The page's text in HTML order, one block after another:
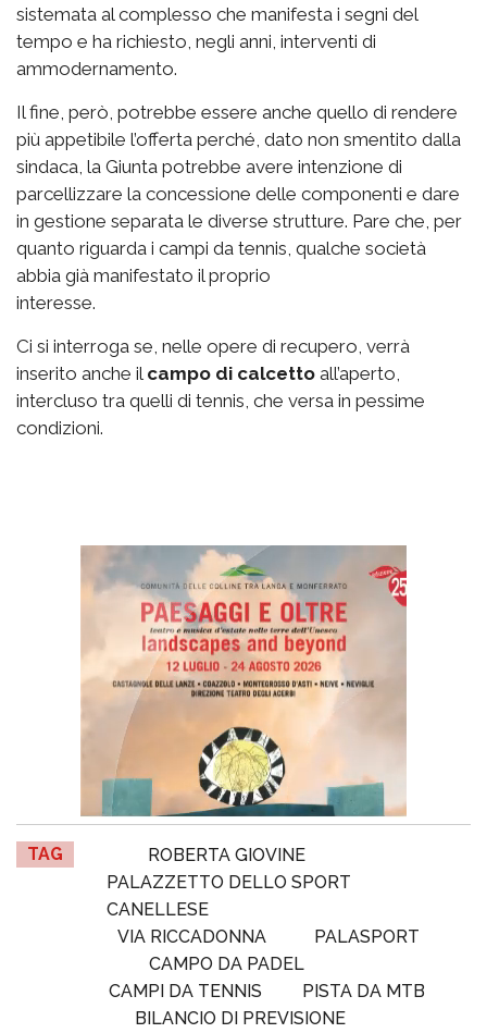
sistemata al complesso che manifesta i segni del
tempo e ha richiesto, negli anni, interventi di
ammodernamento.
Il fine, però, potrebbe essere anche quello di rendere
più appetibile l’offerta perché, dato non smentito dalla
sindaca, la Giunta potrebbe avere intenzione di
parcellizzare la concessione delle componenti e dare
in gestione separata le diverse strutture. Pare che, per
quanto riguarda i campi da tennis, qualche società
abbia già manifestato il proprio
interesse.
Ci si interroga se, nelle opere di recupero, verrà
inserito anche il campo di calcetto all’aperto,
intercluso tra quelli di tennis, che versa in pessime
condizioni.
TAG
ROBERTA GIOVINE
PALAZZETTO DELLO SPORT
CANELLESE
VIA RICCADONNA
PALASPORT
CAMPO DA PADEL
CAMPI DA TENNIS
PISTA DA MTB
BILANCIO DI PREVISIONE